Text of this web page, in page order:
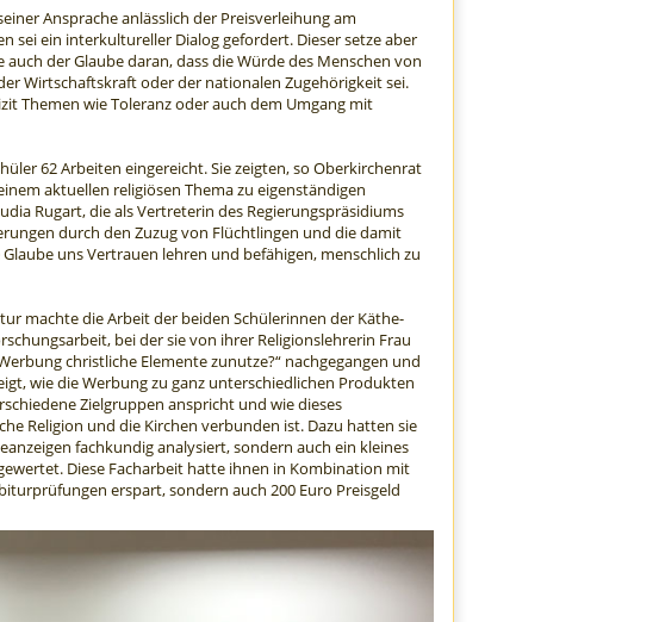
Ansprache anlässlich der Preisverleihung am
sei ein interkultureller Dialog gefordert. Dieser setze aber
der Glaube daran, dass die Würde des Menschen von
Wirtschaftskraft oder der nationalen Zugehörigkeit sei.
Themen wie Toleranz oder auch dem Umgang mit
62 Arbeiten eingereicht. Sie zeigten, so Oberkirchenrat
aktuellen religiösen Thema zu eigenständigen
Rugart, die als Vertreterin des Regierungspräsidiums
durch den Zuzug von Flüchtlingen und die damit
uns Vertrauen lehren und befähigen, menschlich zu
machte die Arbeit der beiden Schülerinnen der Käthe-
bei der sie von ihrer Religionslehrerin Frau
christliche Elemente zunutze?“ nachgegangen und
wie die Werbung zu ganz unterschiedlichen Produkten
Zielgruppen anspricht und wie dieses
Religion und die Kirchen verbunden ist. Dazu hatten sie
fachkundig analysiert, sondern auch ein kleines
Diese Facharbeit hatte ihnen in Kombination mit
erspart, sondern auch 200 Euro Preisgeld